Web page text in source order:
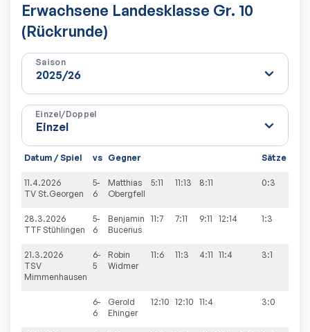
Erwachsene Landesklasse Gr. 10
(Rückrunde)
Saison
Einzel/Doppel
Datum / Spiel vs Gegner Sätze
11.4.2026
TV St.Georgen
5-
6
Matthias
Obergfell
5:11 11:13 8:11 0:3
28.3.2026
TTF Stühlingen
5-
6
Benjamin
Bucerius
11:7 7:11 9:11 12:14 1:3
21.3.2026
TSV
Mimmenhausen
6-
5
Robin
Widmer
11:6 11:3 4:11 11:4 3:1
6-
6
Gerold
Ehinger
12:10 12:10 11:4 3:0